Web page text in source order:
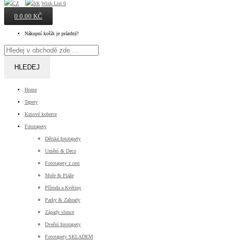
Wish List 0
0 0.00 KČ
Nákupní košík je prázdný!
HLEDEJ
Home
Tapety
Kusové koberce
Fototapety
Dětské fototapety
Umění & Deco
Fototapety z cest
Moře & Pláže
Příroda a Květiny
Parky & Zahrady
Západy slunce
Dveřní fototapety
Fototapety SKLADEM